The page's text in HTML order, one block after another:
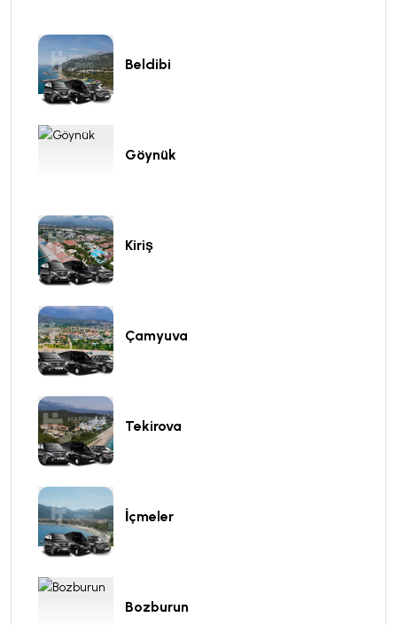
Beldibi
Göynük
Kiriş
Çamyuva
Tekirova
İçmeler
Bozburun